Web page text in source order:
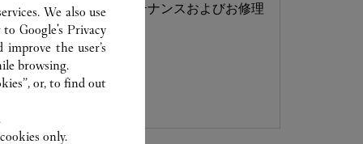
ィエ ジュエリーのメンテナンスおよびお修理
などを承ります。
We also use
toGoogle's Privacy
the user’s
browsing.
or, to find out
only.